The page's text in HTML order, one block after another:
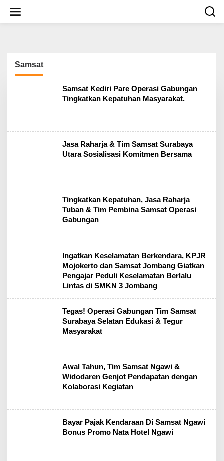
i
Samsat
Samsat Kediri Pare Operasi Gabungan
Tingkatkan Kepatuhan Masyarakat.
Jasa Raharja & Tim Samsat Surabaya
Utara Sosialisasi Komitmen Bersama
Tingkatkan Kepatuhan, Jasa Raharja
Tuban & Tim Pembina Samsat Operasi
Gabungan
Ingatkan Keselamatan Berkendara, KPJR
Mojokerto dan Samsat Jombang Giatkan
Pengajar Peduli Keselamatan Berlalu
Lintas di SMKN 3 Jombang
Tegas! Operasi Gabungan Tim Samsat
Surabaya Selatan Edukasi & Tegur
Masyarakat
Awal Tahun, Tim Samsat Ngawi &
Widodaren Genjot Pendapatan dengan
Kolaborasi Kegiatan
Bayar Pajak Kendaraan Di Samsat Ngawi
Bonus Promo Nata Hotel Ngawi